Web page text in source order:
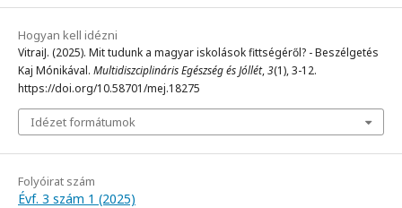
Hogyan kell idézni
VitraiJ. (2025). Mit tudunk a magyar iskolások fittségéről? - Beszélgetés
Kaj Mónikával. Multidiszciplináris Egészség és Jóllét,3(1), 3-12.
https://doi.org/10.58701/mej.18275
Idézet formátumok
Folyóirat szám
Évf. 3 szám 1 (2025)